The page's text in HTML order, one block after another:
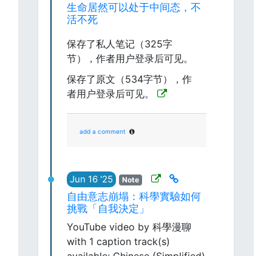
生命居然可以处于中间态，不
活不死
保存了私人笔记（325字
节），作者用户登录后可见。
保存了原文（534字节），作
者用户登录后可见。
add a comment
Jun 16 '25 Note
自由意志崩塌：科學實驗如何
挑戰「自我決定」
YouTube video by 科學漫聊
with 1 caption track(s)